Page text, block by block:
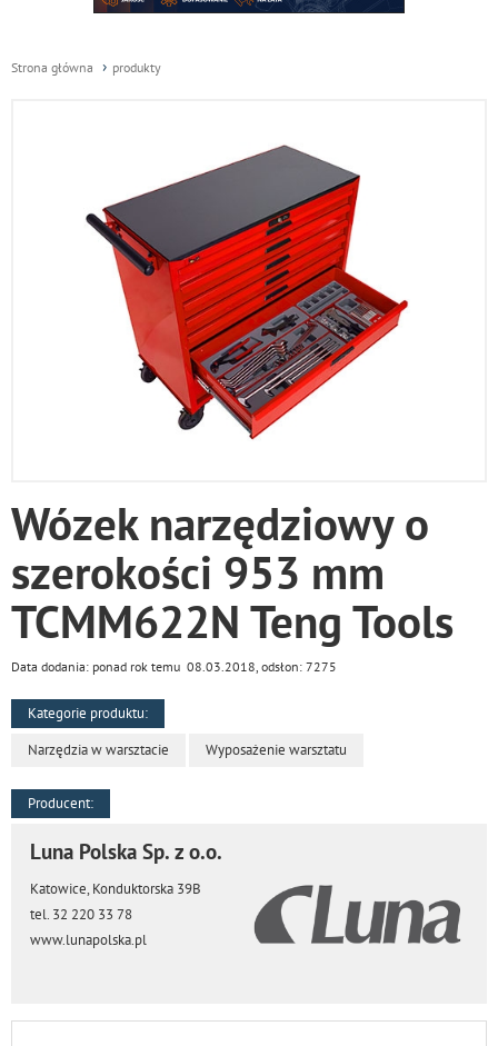
Strona główna produkty
Wózek narzędziowy o
szerokości 953 mm
TCMM622N Teng Tools
Data dodania: ponad rok temu 08.03.2018, odsłon: 7275
Kategorie produktu:
Narzędzia w warsztacie
Wyposażenie warsztatu
Producent:
Luna Polska Sp. z o.o.
Katowice, Konduktorska 39B
tel. 32 220 33 78
www.lunapolska.pl